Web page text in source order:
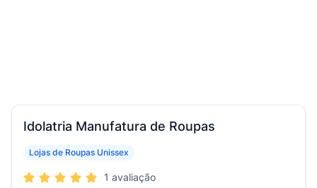
Idolatria Manufatura de Roupas
Lojas de Roupas Unissex
1 avaliação